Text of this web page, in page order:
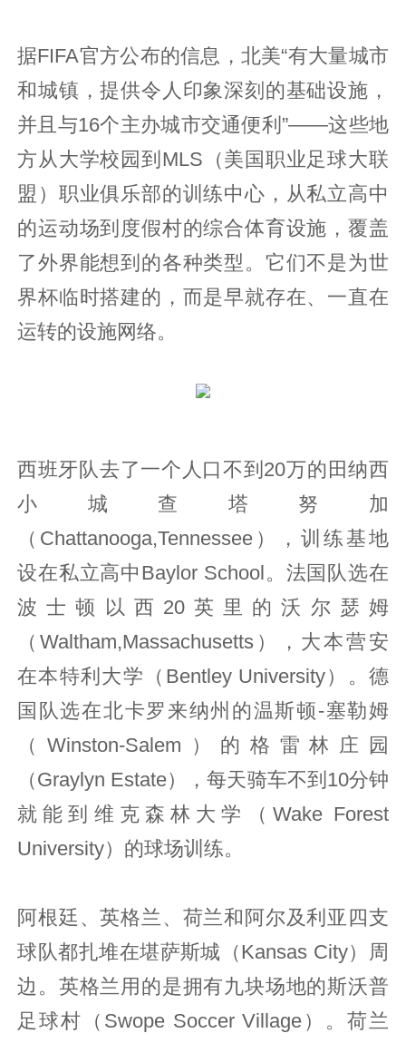
据FIFA官方公布的信息，北美“有大量城市
和城镇，提供令人印象深刻的基础设施，
并且与16个主办城市交通便利”——这些地
方从大学校园到MLS（美国职业足球大联
盟）职业俱乐部的训练中心，从私立高中
的运动场到度假村的综合体育设施，覆盖
了外界能想到的各种类型。它们不是为世
界杯临时搭建的，而是早就存在、一直在
运转的设施网络。
西班牙队去了一个人口不到20万的田纳西
小城查塔努加
（Chattanooga,Tennessee），训练基地
设在私立高中Baylor School。法国队选在
波士顿以西20英里的沃尔瑟姆
（Waltham,Massachusetts），大本营安
在本特利大学（Bentley University）。德
国队选在北卡罗来纳州的温斯顿-塞勒姆
（Winston-Salem）的格雷林庄园
（Graylyn Estate），每天骑车不到10分钟
就能到维克森林大学（Wake Forest
University）的球场训练。
阿根廷、英格兰、荷兰和阿尔及利亚四支
球队都扎堆在堪萨斯城（Kansas City）周
边。英格兰用的是拥有九块场地的斯沃普
足球村（Swope Soccer Village）。荷兰